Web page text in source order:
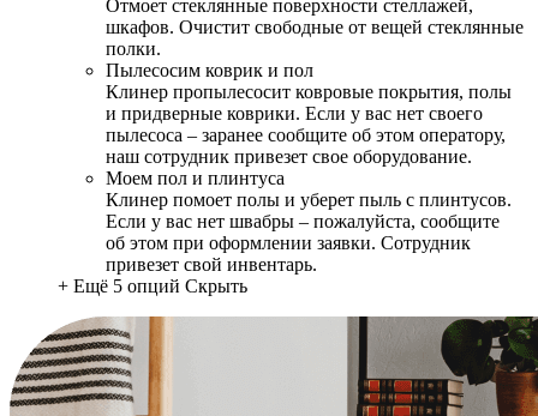
Отмоет стеклянные поверхности стеллажей,
шкафов. Очистит свободные от вещей стеклянные
полки.
Пылесосим коврик и пол
Клинер пропылесосит ковровые покрытия, полы
и придверные коврики. Если у вас нет своего
пылесоса – заранее сообщите об этом оператору,
наш сотрудник привезет свое оборудование.
Моем пол и плинтуса
Клинер помоет полы и уберет пыль с плинтусов.
Если у вас нет швабры – пожалуйста, сообщите
об этом при оформлении заявки. Сотрудник
привезет свой инвентарь.
+ Ещё 5 опций Скрыть